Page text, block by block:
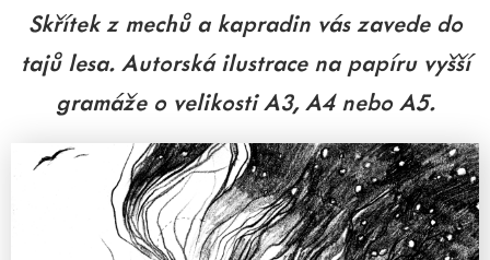
Skřítek z mechů a kapradin vás zavede do
tajů lesa. Autorská ilustrace na papíru vyšší
gramáže o velikosti A3, A4 nebo A5.